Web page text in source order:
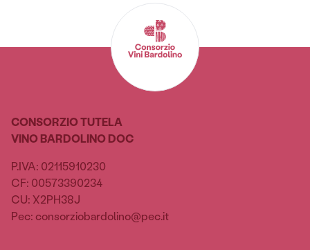
CONSORZIO TUTELA
VINO BARDOLINO DOC
P.IVA: 02115910230
CF: 00573390234
CU: X2PH38J
Pec: consorziobardolino@pec.it